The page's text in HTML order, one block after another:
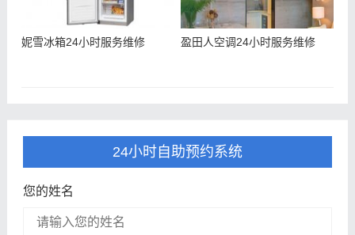
妮雪冰箱24小时服务维修 盈田人空调24小时服务维修
24小时自助预约系统
您的姓名